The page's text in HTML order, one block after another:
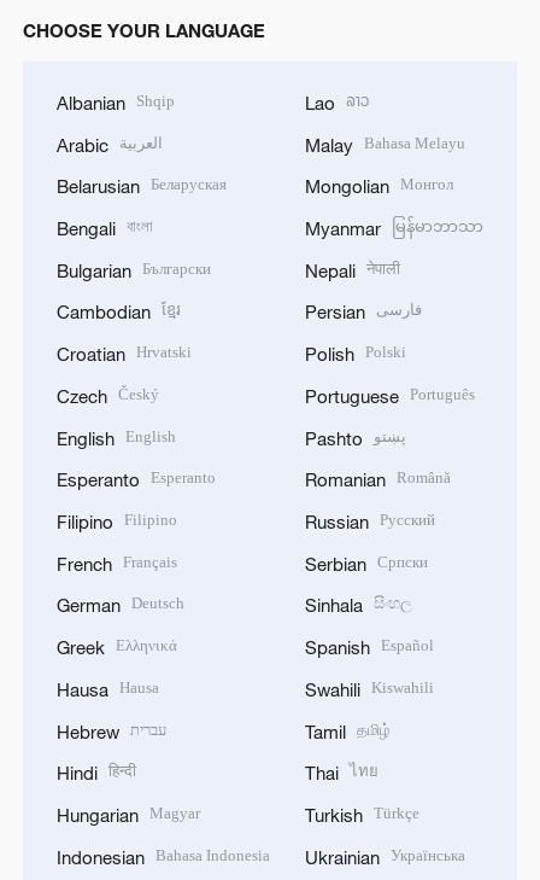
CHOOSE YOUR LANGUAGE
Albanian Shqip
Arabic العربية
Belarusian Беларуская
Bengali বাংলা
Bulgarian Български
Cambodian ខ្មែរ
Croatian Hrvatski
Czech Český
English English
Esperanto Esperanto
Filipino Filipino
French Français
German Deutsch
Greek Ελληνικά
Hausa Hausa
Hebrew עברית
Hindi हिन्दी
Hungarian Magyar
Indonesian Bahasa Indonesia
Lao ລາວ
Malay Bahasa Melayu
Mongolian Монгол
Myanmar မြန်မာဘာသာ
Nepali नेपाली
Persian فارسی
Polish Polski
Portuguese Português
Pashto پښتو
Romanian Română
Russian Русский
Serbian Српски
Sinhala සිංහල
Spanish Español
Swahili Kiswahili
Tamil தமிழ்
Thai ไทย
Turkish Türkçe
Ukrainian Українська